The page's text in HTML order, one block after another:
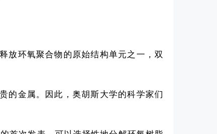
放环氧聚合物的原始结构单元之一，双
的金属。因此，奥胡斯大学的科学家们